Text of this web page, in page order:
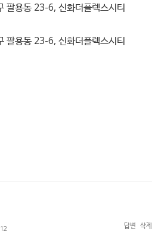
팔용동 23-6, 신화더플렉스시티
팔용동 23-6, 신화더플렉스시티
답변 삭제